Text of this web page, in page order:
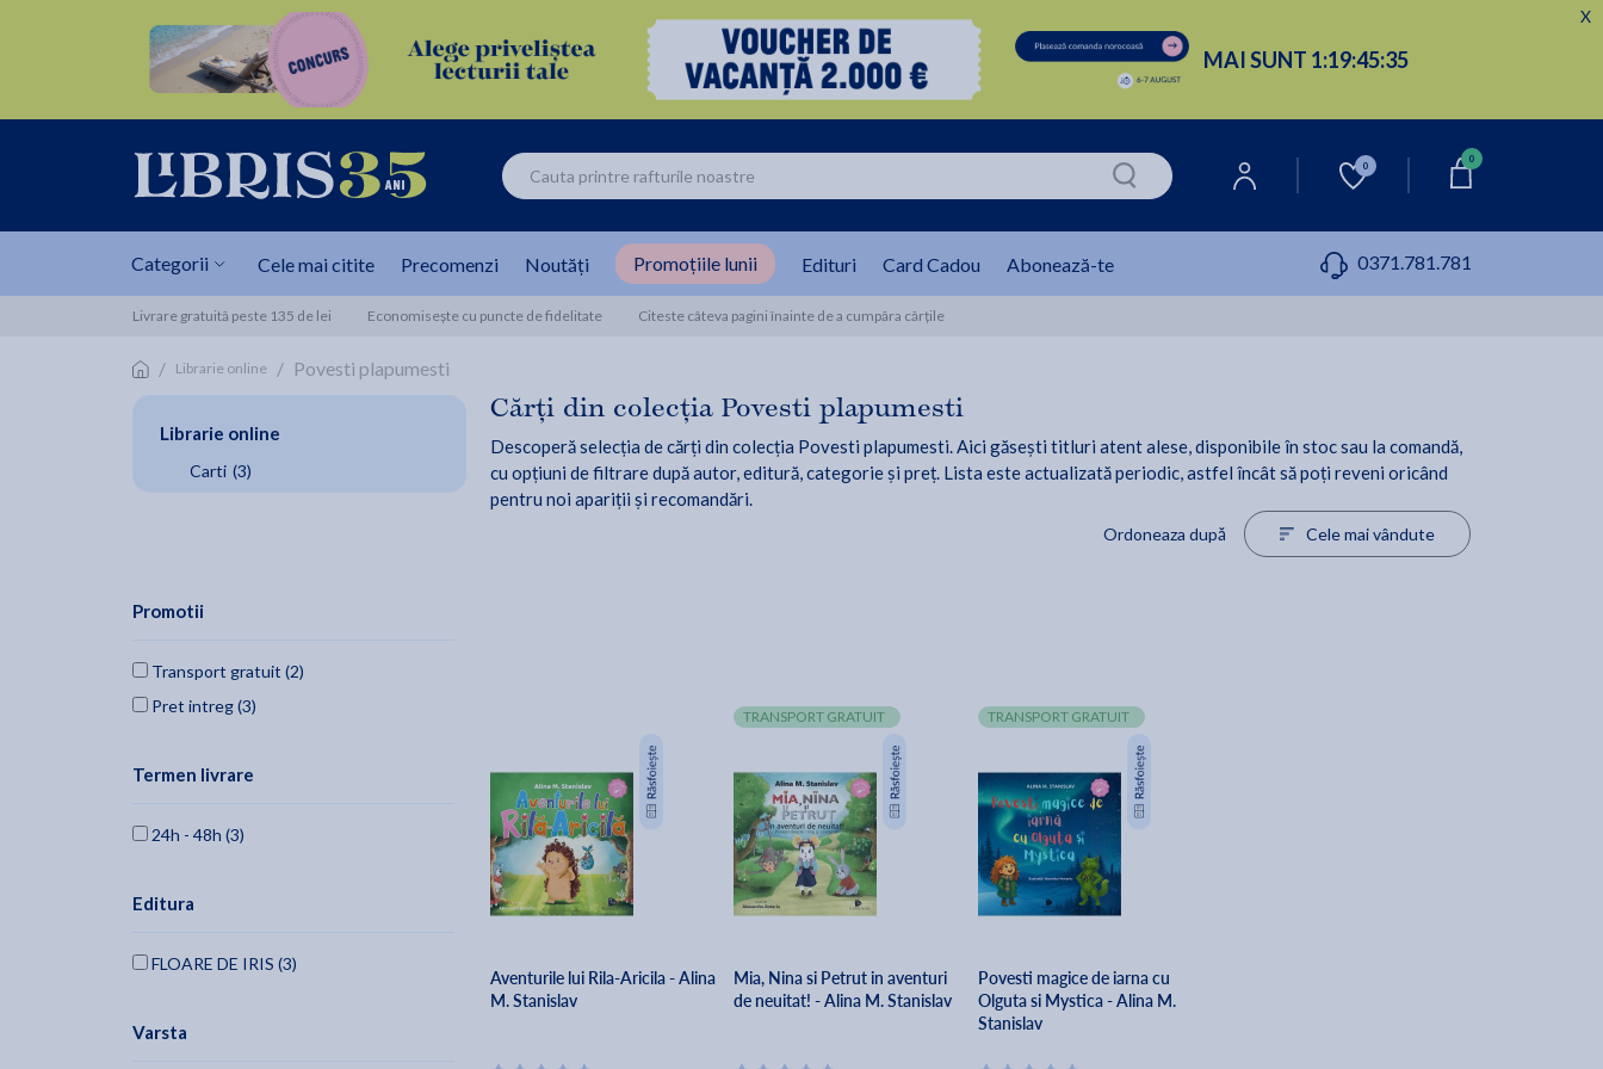
MAI SUNT 1:19:45:34
X
0
0
Categorii Cele mai citite Precomenzi Noutăți Promoțiile lunii Edituri Card Cadou Abonează-te 0371.781.781
Livrare gratuită peste 135 de lei Economisește cu puncte de fidelitate Citeste câteva pagini înainte de a cumpăra cărțile
/ Librarie online / Povesti plapumesti
Librarie online
Carti (3)
Promotii
Transport gratuit (2)
Pret intreg (3)
Termen livrare
24h - 48h (3)
Editura
FLOARE DE IRIS (3)
Varsta
Cărți din colecția Povesti plapumesti
Descoperă selecția de cărți din colecția Povesti plapumesti. Aici găsești titluri atent alese, disponibile în stoc sau la comandă,
cu opțiuni de filtrare după autor, editură, categorie și preț. Lista este actualizată periodic, astfel încât să poți reveni oricând
pentru noi apariții și recomandări.
Ordoneaza după Cele mai vândute
Aventurile lui Rila-Aricila - Alina
M. Stanislav
TRANSPORT GRATUIT
Mia, Nina si Petrut in aventuri
de neuitat! - Alina M. Stanislav
TRANSPORT GRATUIT
Povesti magice de iarna cu
Olguta si Mystica - Alina M.
Stanislav